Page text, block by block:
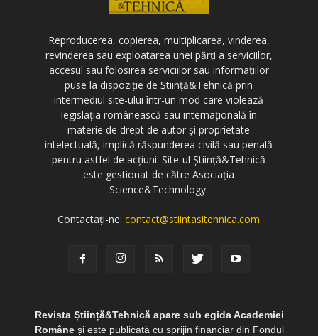
Reproducerea, copierea, multiplicarea, vinderea,
revinderea sau exploatarea unei părți a serviciilor,
accesul sau folosirea serviciilor sau informațiilor
puse la dispoziție de Știință&Tehnică prin
intermediul site-ului într-un mod care violează
legislația românească sau internațională în
materie de drept de autor și proprietate
intelectuală, implică răspunderea civilă sau penală
pentru astfel de acțiuni. Site-ul Știință&Tehnică
este gestionat de către Asociația
Science&Technology.
Contactați-ne:contact@stiintasitehnica.com
Revista Știință&Tehnică apare sub egida Academiei
Româneși este publicată cu sprijin financiar din Fondul